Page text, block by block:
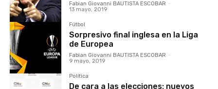
Fabian Giovanni BAUTISTA ESCOBAR -
13 mayo, 2019
Fútbol
Sorpresivo final inglesa en la Liga
de Europea
Fabian Giovanni BAUTISTA ESCOBAR -
9 mayo, 2019
Política
De cara a las elecciones: nuevos